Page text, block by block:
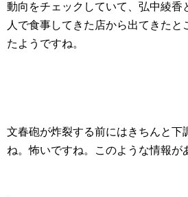
動向をチェックしていて、弘中綾香
人で食事してきた店から出てきたと
たようですね。
文春砲が炸裂する前にはきちんと下
ね。怖いですね。このような情報が